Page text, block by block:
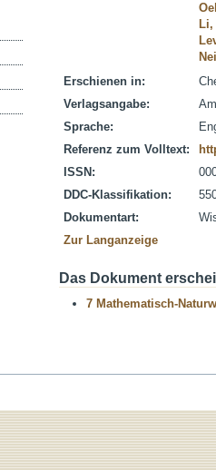
Li,
Erschienen in:
Verlagsangabe:
Sprache:
Referenz zum Volltext:
ISSN:
DDC-Klassifikation:
Dokumentart:
Zur Langanzeige
Das Dokument
7 Mathematisch-